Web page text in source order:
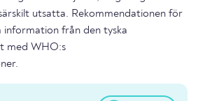
utsatta. Rekommendationen för
information från den tyska
med WHO:s